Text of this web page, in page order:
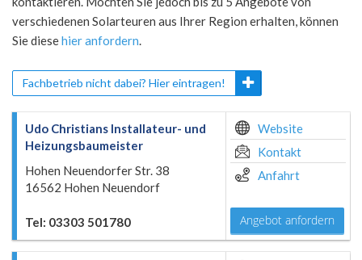
verschiedenen Solarteuren aus Ihrer Region erhalten, können
Sie diesehier anfordern.
Fachbetrieb nicht dabei? Hier eintragen!
Udo Christians Installateur- und
Heizungsbaumeister
Hohen Neuendorfer Str. 38
16562 Hohen Neuendorf
Tel: 03303 501780
Website
Kontakt
Anfahrt
Angebot anfordern